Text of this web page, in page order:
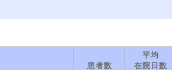
患者数
平均
在院日数